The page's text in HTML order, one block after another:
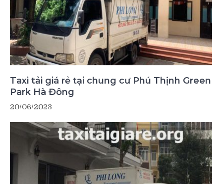
Taxi tải giá rẻ tại chung cư Phú Thịnh Green
Park Hà Đông
20/06/2023